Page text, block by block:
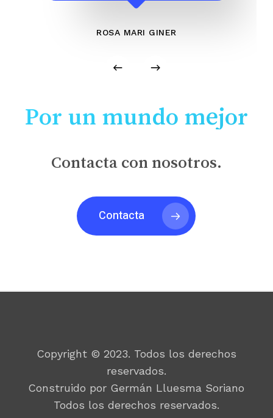
ROSA MARI GINER
Por un mundo mejor
Contacta con nosotros.
Contacta
Copyright © 2023. Todos los derechos
reservados.
Construido por Germán Lluesma Soriano
Todos los derechos reservados.